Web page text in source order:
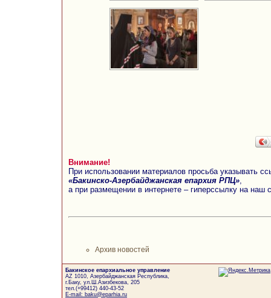
Внимание!
При использовании материалов просьба указывать
«Бакинско-Азербайджанская епархия РПЦ»
а при размещении в интернете – гиперссылку на наш
Архив новостей
Бакинское епархиальное управление
AZ 1010, Азербайджанская Республика,
г.Баку, ул.Ш.Азизбекова, 205
тел.(+99412) 440-43-52
E-mail: baku@eparhia.ru